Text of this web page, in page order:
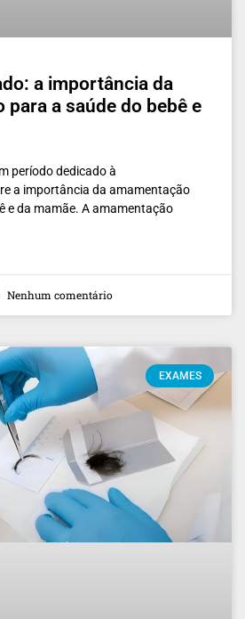
a importância da
para a saúde do bebê e
período dedicado à
a importância da amamentação
e da mamãe. A amamentação
Nenhum comentário
EXAMES